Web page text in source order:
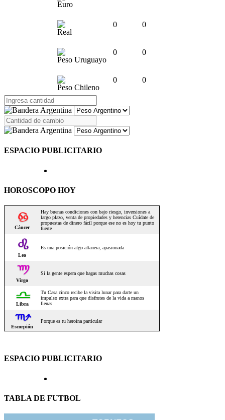
Euro
Real
0 0
Peso Uruguayo
0 0
Peso Chileno
0 0
ESPACIO PUBLICITARIO
HOROSCOPO HOY
ESPACIO PUBLICITARIO
TABLA DE FUTBOL